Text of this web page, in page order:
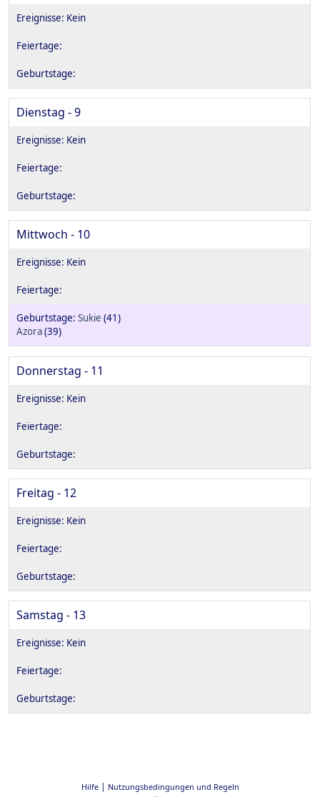
Dienstag - 9
Mittwoch - 10
Sukie (41)
Azora(39)
Donnerstag - 11
Freitag - 12
Samstag - 13
Hilfe| Nutzungsbedingungen und Regeln